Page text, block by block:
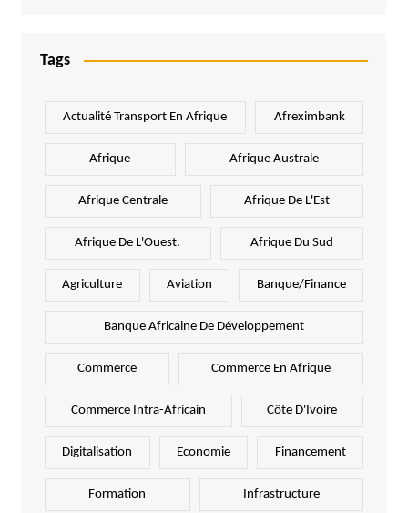
Tags
Actualité Transport En Afrique Afreximbank
Afrique Afrique Australe
Afrique Centrale Afrique De L'Est
Afrique De L'Ouest. Afrique Du Sud
Agriculture Aviation Banque/Finance
Banque Africaine De Développement
Commerce Commerce En Afrique
Commerce Intra-Africain Côte D'Ivoire
Digitalisation Economie Financement
Formation Infrastructure